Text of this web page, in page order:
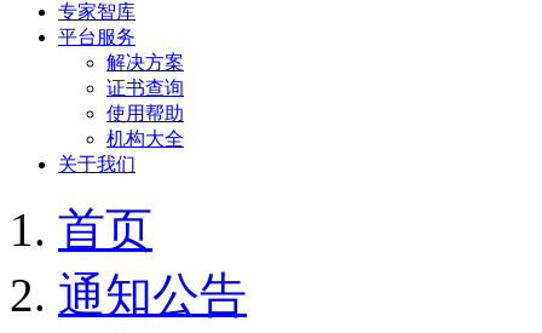
专家智库
平台服务
解决方案
证书查询
使用帮助
机构大全
关于我们
首页
通知公告